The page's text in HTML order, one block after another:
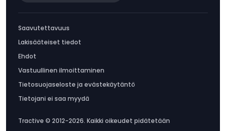
Saavutettavuus
Lakisääteiset tiedot
Ehdot
Vastuullinen ilmoittaminen
Tietosuojaseloste ja evästekäytäntö
Tietojani ei saa myydä
Tractive © 2012-2026. Kaikki oikeudet pidätetään